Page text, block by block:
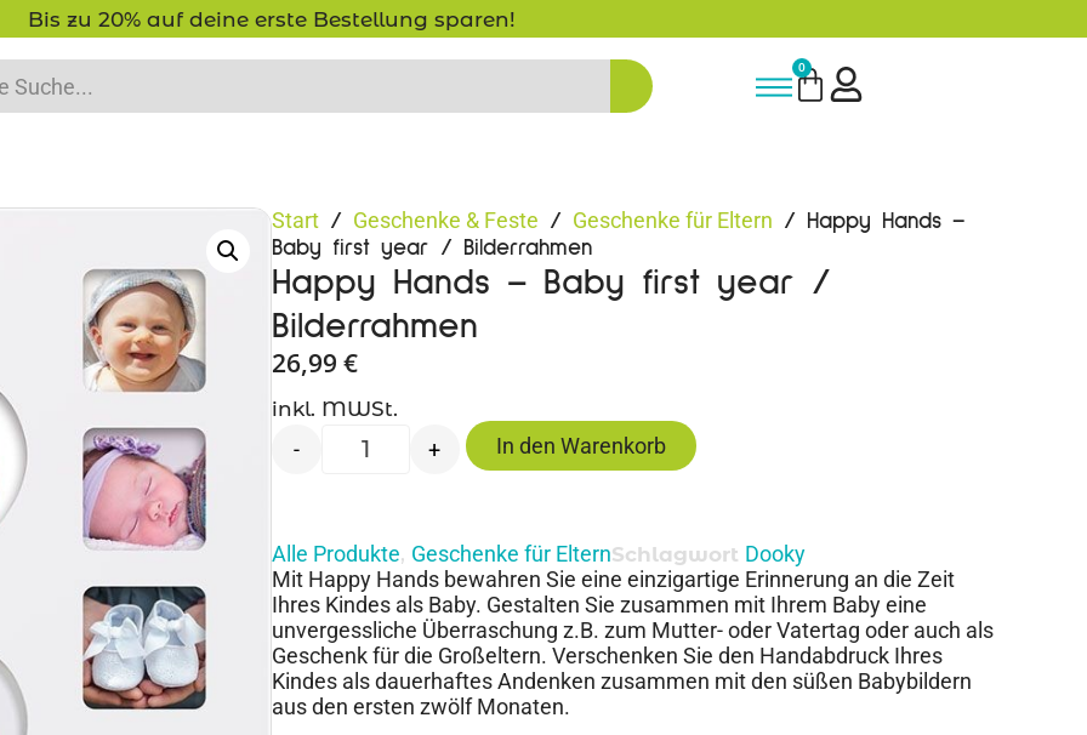
zu 20% auf deine erste Bestellung sparen!
0
Start / Geschenke & Feste / Geschenke für Eltern / Happy Hands –
Baby first year / Bilderrahmen
Happy Hands – Baby first year /
Bilderrahmen
26,99 €
inkl. MWSt.
- + In den Warenkorb
Alle Produkte, Geschenke für ElternSchlagwort Dooky
Mit Happy Hands bewahren Sie eine einzigartige Erinnerung an die Zeit
Ihres Kindes als Baby. Gestalten Sie zusammen mit Ihrem Baby eine
unvergessliche Überraschung z.B. zum Mutter- oder Vatertag oder auch als
Geschenk für die Großeltern. Verschenken Sie den Handabdruck Ihres
Kindes als dauerhaftes Andenken zusammen mit den süßen Babybildern
aus den ersten zwölf Monaten.